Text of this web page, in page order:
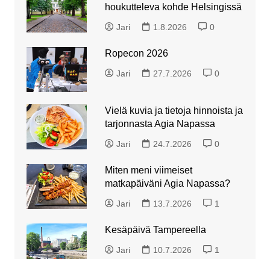
houkutteleva kohde Helsingissä
Jari 1.8.2026 0
Ropecon 2026
Jari 27.7.2026 0
Vielä kuvia ja tietoja hinnoista ja
tarjonnasta Agia Napassa
Jari 24.7.2026 0
Miten meni viimeiset
matkapäiväni Agia Napassa?
Jari 13.7.2026 1
Kesäpäivä Tampereella
Jari 10.7.2026 1